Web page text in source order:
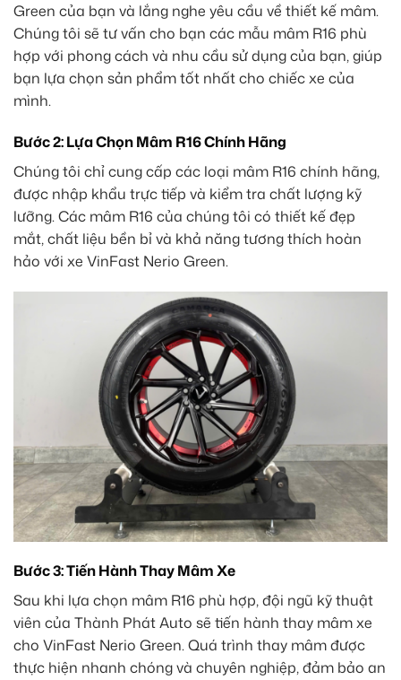
Green của bạn và lắng nghe yêu cầu về thiết kế mâm.
Chúng tôi sẽ tư vấn cho bạn các mẫu mâm R16 phù
hợp với phong cách và nhu cầu sử dụng của bạn, giúp
bạn lựa chọn sản phẩm tốt nhất cho chiếc xe của
mình.
Bước 2: Lựa Chọn Mâm R16 Chính Hãng
Chúng tôi chỉ cung cấp các loại mâm R16 chính hãng,
được nhập khẩu trực tiếp và kiểm tra chất lượng kỹ
lưỡng. Các mâm R16 của chúng tôi có thiết kế đẹp
mắt, chất liệu bền bỉ và khả năng tương thích hoàn
hảo với xe VinFast Nerio Green.
Bước 3: Tiến Hành Thay Mâm Xe
Sau khi lựa chọn mâm R16 phù hợp, đội ngũ kỹ thuật
viên của Thành Phát Auto sẽ tiến hành thay mâm xe
cho VinFast Nerio Green. Quá trình thay mâm được
thực hiện nhanh chóng và chuyên nghiệp, đảm bảo an